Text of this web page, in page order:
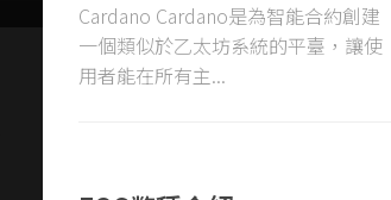
Cardano Cardano是為智能合約創建
一個類似於乙太坊系統的平臺，讓使
用者能在所有主...